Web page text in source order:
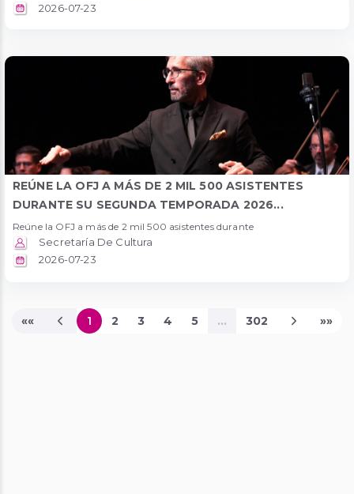
2026-07-23
REÚNE LA OFJ A MÁS DE 2 MIL 500 ASISTENTES
DURANTE SU SEGUNDA TEMPORADA 2026...
Reúne la OFJ a más de 2 mil 500 asistentes durante
Secretaría De Cultura
2026-07-23
«« 1Página Actual
2 3 4 5 ... 302 »»